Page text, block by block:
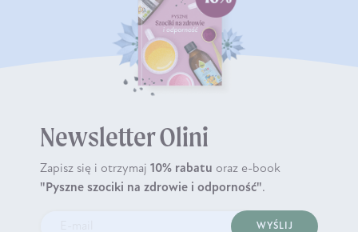
Newsletter Olini
Zapisz się i otrzymaj 10% rabatu oraz e-book
"Pyszne szociki na zdrowie i odporność".
WYŚLIJ